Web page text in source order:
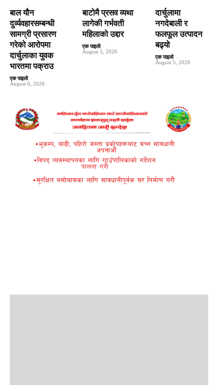
बाल यौन
दुर्व्यवहारसम्बन्धी
सामग्री प्रसारण
गरेको आरोपमा
दार्चुलाका युवक
भारतमा पक्राउ
एक पाइलो -
August 6, 2026
बाटाेमै प्रसव व्यथा
लागेकी गर्भवती
महिलाको उद्दार
एक पाइलो -
August 5, 2026
दार्चुलामा
नगदेबाली र
फलफूल उत्पादन
बढ्यो
एक पाइलो -
August 5, 2026